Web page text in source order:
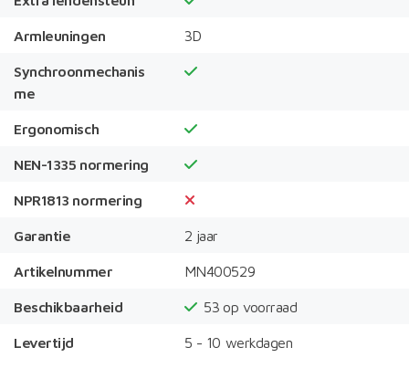
Armleuningen 3D
Synchroonmechanis
me
Ergonomisch
NEN-1335 normering
NPR1813 normering
Garantie 2 jaar
Artikelnummer MN400529
Beschikbaarheid 53 op voorraad
Levertijd 5 - 10 werkdagen